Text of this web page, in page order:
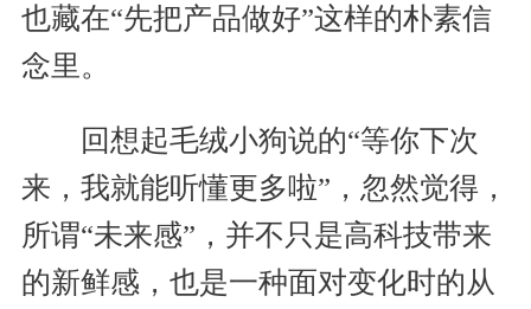
也藏在“先把产品做好”这样的朴素信
念里。
回想起毛绒小狗说的“等你下次
来，我就能听懂更多啦”，忽然觉得，
所谓“未来感”，并不只是高科技带来
的新鲜感，也是一种面对变化时的从